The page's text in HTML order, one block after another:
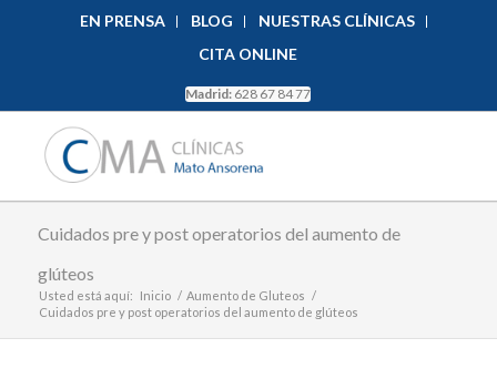
EN PRENSA BLOG
NUESTRAS CLÍNICAS
CITA ONLINE
Madrid: 628 67 84 77
Cuidados pre y post operatorios del aumento de
glúteos
Usted está aquí: Inicio / Aumento de Gluteos /
Cuidados pre y post operatorios del aumento de glúteos